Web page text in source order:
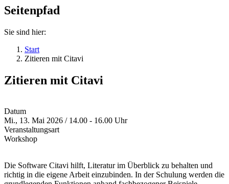
Seitenpfad
Sie sind hier:
Start
Zitieren mit Citavi
Zitieren mit Citavi
Datum
Mi., 13. Mai 2026 / 14.00 - 16.00 Uhr
Veranstaltungsart
Workshop
Die Software Citavi hilft, Literatur im Überblick zu behalten und
richtig in die eigene Arbeit einzubinden. In der Schulung werden die